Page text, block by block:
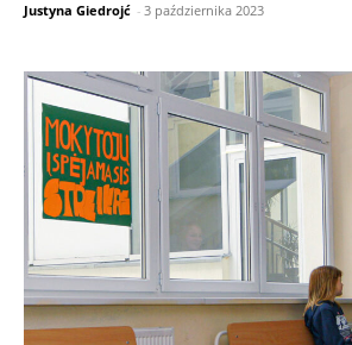
Justyna Giedrojć - 3 października 2023